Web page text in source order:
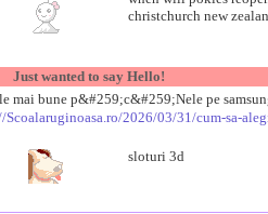
christchurch new
Just wanted to say Hello!
mai bune p&#259;c&#259;Nele pe
2026/03/31/cum-sa-
sloturi 3d